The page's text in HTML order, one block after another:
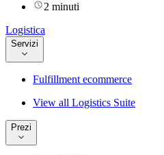
2 minuti
Logistica
Servizi
Fulfillment ecommerce
View all Logistics Suite
Prezi